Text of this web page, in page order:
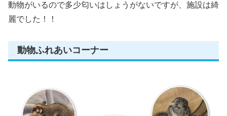
動物がいるので多少匂いはしょうがないですが、施設は綺
麗でした！！
動物ふれあいコーナー